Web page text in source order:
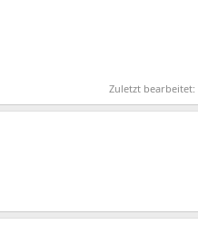
Zuletzt bearbeitet: